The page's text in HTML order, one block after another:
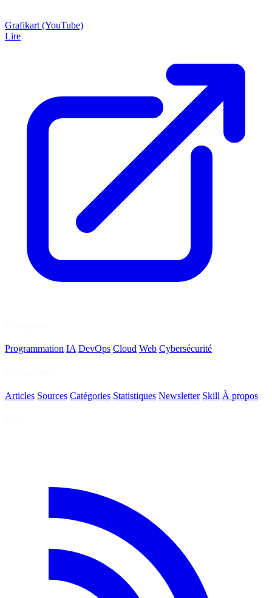
Grafikart (YouTube)
Lire
Programmation IA DevOps Cloud Web Cybersécurité
Articles Sources Catégories Statistiques Newsletter Skill À propos